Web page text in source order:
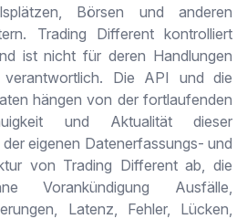
Börsen und anderen
Trading Different kontrolliert
ist nicht für deren Handlungen
verantwortlich. Die API und die
hängen von der fortlaufenden
und Aktualität dieser
eigenen Datenerfassungs- und
von Trading Different ab, die
Vorankündigung Ausfälle,
Latenz, Fehler, Lücken,